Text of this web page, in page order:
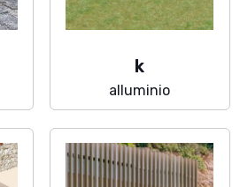
k
alluminio